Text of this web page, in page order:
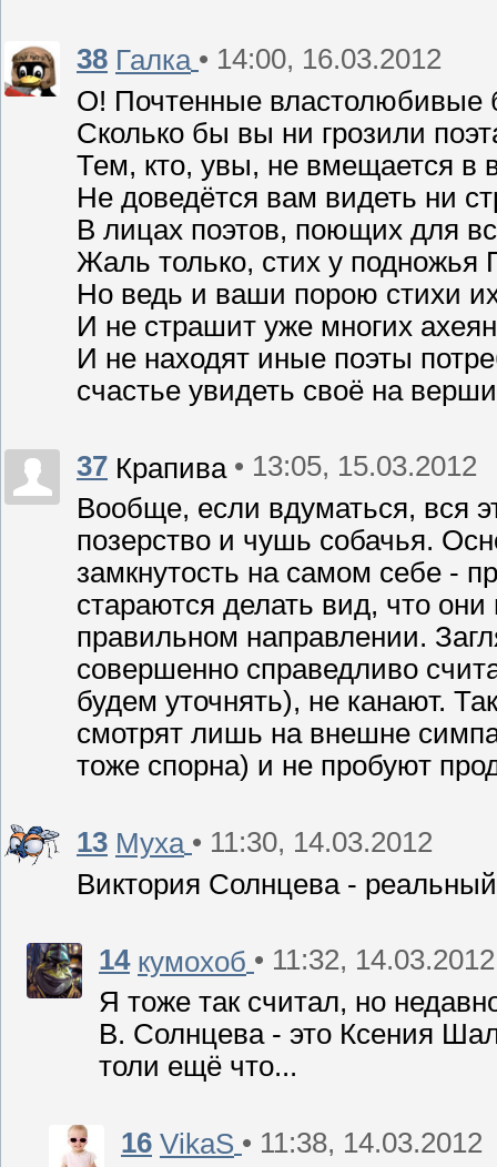
38 Галка • 14:00, 16.03.2012
О! Почтенные властолюбивые
Сколько бы вы ни грозили
Тем, кто, увы, не вмещается в
Не доведётся вам видеть ни
В лицах поэтов, поющих для
Жаль только, стих у подножья
Но ведь и ваши порою стихи
И не страшит уже многих
И не находят иные поэты
счастье увидеть своё на
37 Крапива • 13:05, 15.03.2012
Вообще, если вдуматься, вся
позерство и чушь собачья.
замкнутость на самом себе -
стараются делать вид, что
правильном направлении.
совершенно справедливо
будем уточнять), не канают.
смотрят лишь на внешне
тоже спорна) и не пробуют
13 Муха • 11:30, 14.03.2012
Виктория Солнцева -
14 кумохоб • 11:32, 14.03.2012
Я тоже так считал, но
В. Солнцева - это Ксения
толи ещё что...
16 VikaS • 11:38, 14.03.2012